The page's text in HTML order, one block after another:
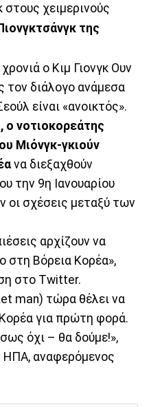
χειμερινούς
της
ο Κιμ Γιονγκ Ουν
τον διάλογο ανάμεσα
είναι «ανοικτός».
ο νοτιοκορεάτης
Μιόνγκ-γκιούν
να διεξαχθούν
την 9η Ιανουαρίου
οι σχέσεις μεταξύ των
αρχίζουν να
στη Βόρεια Κορέα»,
στο Twitter.
man) τώρα θέλει να
για πρώτη φορά.
όχι – θα δούμε!»,
αναφερόμενος